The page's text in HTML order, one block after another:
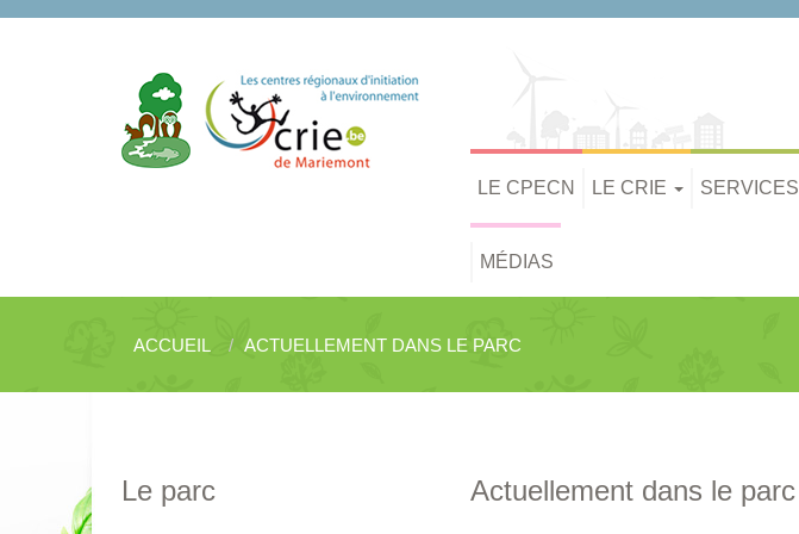
LE CPECN LE CRIE SERVICES
MÉDIAS
ACCUEIL ACTUELLEMENT DANS LE PARC
Le parc Actuellement dans le parc